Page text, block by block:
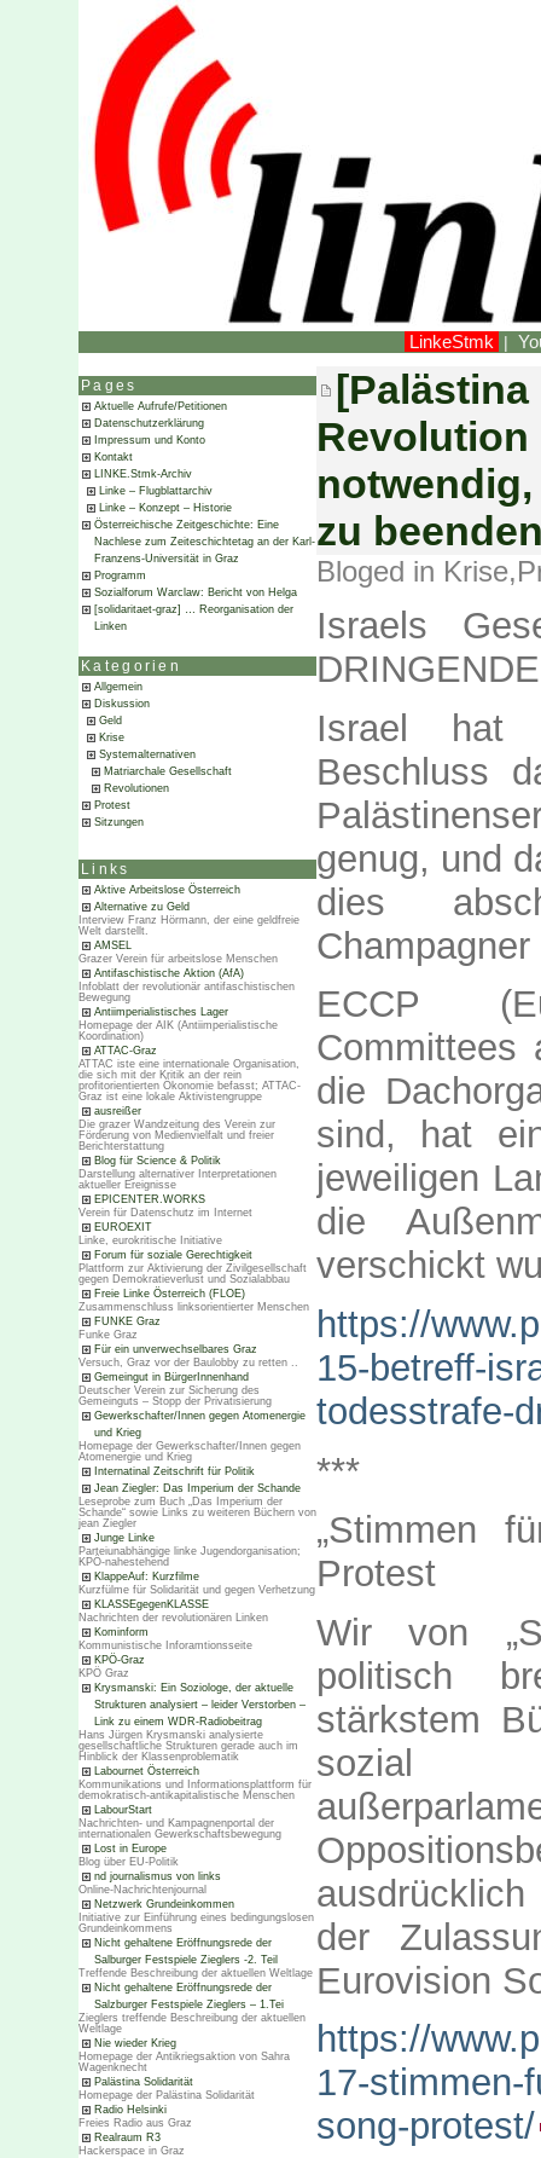
LinkeStmk |
Pages
Aktuelle Aufrufe/Petitionen
Datenschutzerklärung
Impressum und Konto
Kontakt
LINKE.Stmk-Archiv
Linke – Flugblattarchiv
Linke – Konzept – Historie
Österreichische Zeitgeschichte: Eine
Nachlese zum Zeiteschichtetag an der Karl-
Franzens-Universität in Graz
Programm
Sozialforum Warclaw: Bericht von Helga
[solidaritaet-graz] … Reorganisation der
Linken
Kategorien
Allgemein
Diskussion
Geld
Krise
Systemalternativen
Matriarchale Gesellschaft
Revolutionen
Protest
Sitzungen
Links
Aktive Arbeitslose Österreich
Alternative zu Geld
Interview Franz Hörmann, der eine geldfreie
Welt darstellt.
AMSEL
Grazer Verein für arbeitslose Menschen
Antifaschistische Aktion (AfA)
Infoblatt der revolutionär antifaschistischen
Bewegung
Antiimperialistisches Lager
Homepage der AIK (Antiimperialistische
Koordination)
ATTAC-Graz
ATTAC iste eine internationale Organisation,
die sich mit der Kritik an der rein
profitorientierten Ökonomie befasst; ATTAC-
Graz ist eine lokale Aktivistengruppe
ausreißer
Die grazer Wandzeitung des Verein zur
Förderung von Medienvielfalt und freier
Berichterstattung
Blog für Science & Politik
Darstellung alternativer Interpretationen
aktueller Ereignisse
EPICENTER.WORKS
Verein für Datenschutz im Internet
EUROEXIT
Linke, eurokritische Initiative
Forum für soziale Gerechtigkeit
Plattform zur Aktivierung der Zivilgesellschaft
gegen Demokratieverlust und Sozialabbau
Freie Linke Österreich (FLOE)
Zusammenschluss linksorientierter Menschen
FUNKE Graz
Funke Graz
Für ein unverwechselbares Graz
Versuch, Graz vor der Baulobby zu retten ..
Gemeingut in BürgerInnenhand
Deutscher Verein zur Sicherung des
Gemeinguts – Stopp der Privatisierung
Gewerkschafter/Innen gegen Atomenergie
und Krieg
Homepage der Gewerkschafter/Innen gegen
Atomenergie und Krieg
Internatinal Zeitschrift für Politik
Jean Ziegler: Das Imperium der Schande
Leseprobe zum Buch „Das Imperium der
Schande“ sowie Links zu weiteren Büchern von
jean Ziegler
Junge Linke
Parteiunabhängige linke Jugendorganisation;
KPÖ-nahestehend
KlappeAuf: Kurzfilme
Kurzfülme für Solidarität und gegen Verhetzung
KLASSEgegenKLASSE
Nachrichten der revolutionären Linken
Kominform
Kommunistische Inforamtionsseite
KPÖ-Graz
KPÖ Graz
Krysmanski: Ein Soziologe, der aktuelle
Strukturen analysiert – leider Verstorben –
Link zu einem WDR-Radiobeitrag
Hans Jürgen Krysmanski analysierte
gesellschaftliche Strukturen gerade auch im
Hinblick der Klassenproblematik
Labournet Österreich
Kommunikations und Informationsplattform für
demokratisch-antikapitalistische Menschen
LabourStart
Nachrichten- und Kampagnenportal der
internationalen Gewerkschaftsbewegung
Lost in Europe
Blog über EU-Politik
nd journalismus von links
Online-Nachrichtenjournal
Netzwerk Grundeinkommen
Initiative zur Einführung eines bedingungslosen
Grundeinkommens
Nicht gehaltene Eröffnungsrede der
Salburger Festspiele Zieglers -2. Teil
Treffende Beschreibung der aktuellen Weltlage
Nicht gehaltene Eröffnungsrede der
Salzburger Festspiele Zieglers – 1.Tei
Zieglers treffende Beschreibung der aktuellen
Weltlage
Nie wieder Krieg
Homepage der Antikriegsaktion von Sahra
Wagenknecht
Palästina Solidarität
Homepage der Palästina Solidarität
Radio Helsinki
Freies Radio aus Graz
Realraum R3
Hackerspace in Graz
Revolution
zu
Bloged in Krise,
Israels
Israel hat
Beschluss
genug, und
dies
ECCP
Committees
die
sind, hat
jeweiligen
die
verschickt
https://
15-betreff-
todesstrafe-
***
„Stimmen
Protest
Wir von
politisch
stärkstem
sozial
der
Eurovision
https://
17-stimmen-
song-protest/